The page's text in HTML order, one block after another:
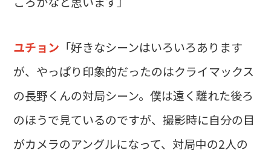
ユチョン 「好きなシーンはいろいろあります
が、やっぱり印象的だったのはクライマックス
の長野くんの対局シーン。僕は遠く離れた後ろ
のほうで見ているのですが、撮影時に自分の目
がカメラのアングルになって、対局中の2人の